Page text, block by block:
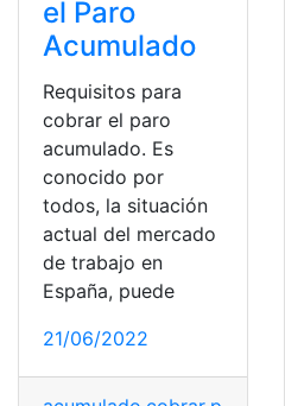
el Paro
Acumulado
Requisitos para
cobrar el paro
acumulado. Es
conocido por
todos, la situación
actual del mercado
de trabajo en
España, puede
21/06/2022